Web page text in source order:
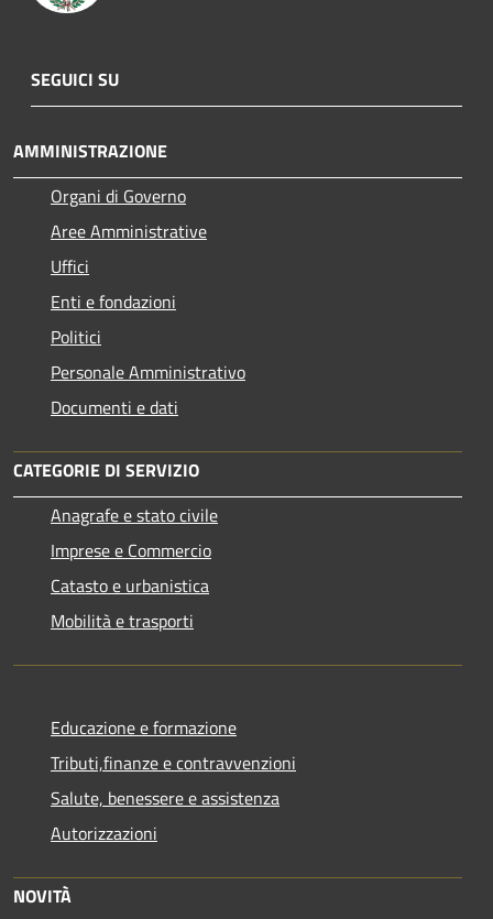
SEGUICI SU
AMMINISTRAZIONE
Organi di Governo
Aree Amministrative
Uffici
Enti e fondazioni
Politici
Personale Amministrativo
Documenti e dati
CATEGORIE DI SERVIZIO
Anagrafe e stato civile
Imprese e Commercio
Catasto e urbanistica
Mobilità e trasporti
Educazione e formazione
Tributi,finanze e contravvenzioni
Salute, benessere e assistenza
Autorizzazioni
NOVITÀ